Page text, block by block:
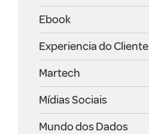
Ebook
Experiencia do Cliente
Martech
Mídias Sociais
Mundo dos Dados